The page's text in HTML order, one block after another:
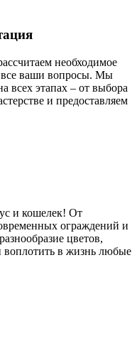
необходимое
все ваши вопросы. Мы
всех этапах – от выбора
и предоставляем
и кошелек! От
ограждений и
цветов,
воплотить в жизнь любые